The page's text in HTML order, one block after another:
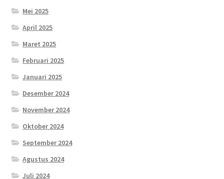
Mei 2025
April 2025
Maret 2025
Februari 2025
Januari 2025
Desember 2024
November 2024
Oktober 2024
September 2024
Agustus 2024
Juli 2024